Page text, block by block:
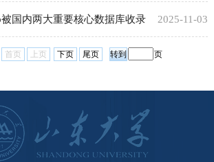
2025-11-03
国内两大重要核心数据库收录
首页 上页 下页 尾页 页